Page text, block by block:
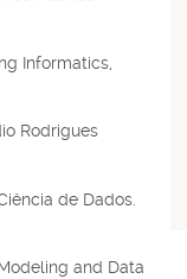
Informatics,
Rodrigues
de Dados.
and Data